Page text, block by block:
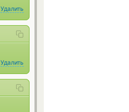
Удалить
Удалить